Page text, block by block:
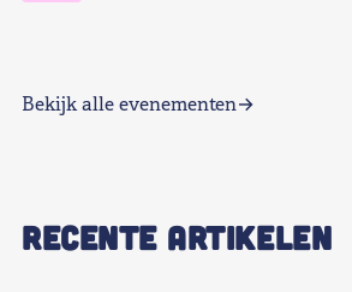
Bekijk alle evenementen
RECENTE ARTIKELEN